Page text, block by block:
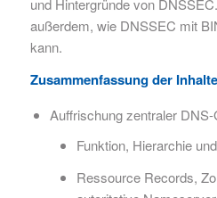
außerdem, wie DNSSEC mit
kann.
Zusammenfassung der
Auffrischung zentraler DNS-
Funktion, Hierarchie
Ressource Records,